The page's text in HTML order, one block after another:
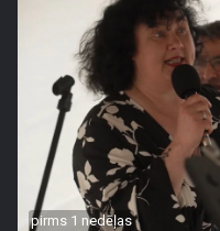
pirms 1 nedēļas